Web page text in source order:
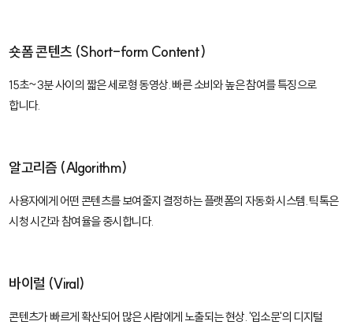
숏폼 콘텐츠 (Short-form Content)
15초~3분 사이의 짧은 세로형 동영상. 빠른 소비와 높은 참여를 특징으로
합니다.
알고리즘 (Algorithm)
사용자에게 어떤 콘텐츠를 보여줄지 결정하는 플랫폼의 자동화 시스템. 틱톡은
시청 시간과 참여율을 중시합니다.
바이럴 (Viral)
콘텐츠가 빠르게 확산되어 많은 사람에게 노출되는 현상. '입소문'의 디지털